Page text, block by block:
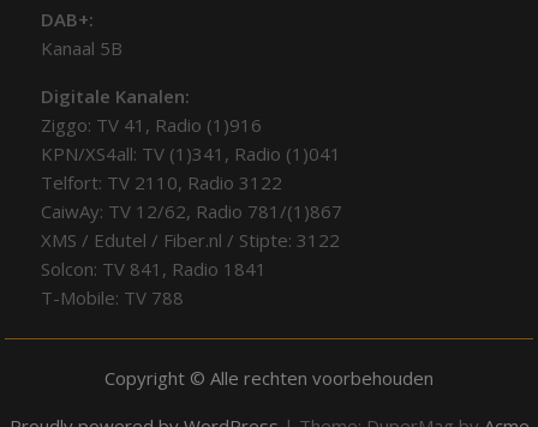
DAB+:
Kanaal 5B
Digitale Kanalen:
Ziggo: TV 41, Radio (1)916
KPN/XS4all: TV (1)341, Radio (1)041
Telfort: TV 2110, Radio 3122
CaiwAy: TV 12/62, Radio 781/(1)867
XMS / Edutel / Fiber.nl / Stipte: 3122
Solcon: TV 841, Radio 1841
T-Mobile: TV 788
Copyright © Alle rechten voorbehouden